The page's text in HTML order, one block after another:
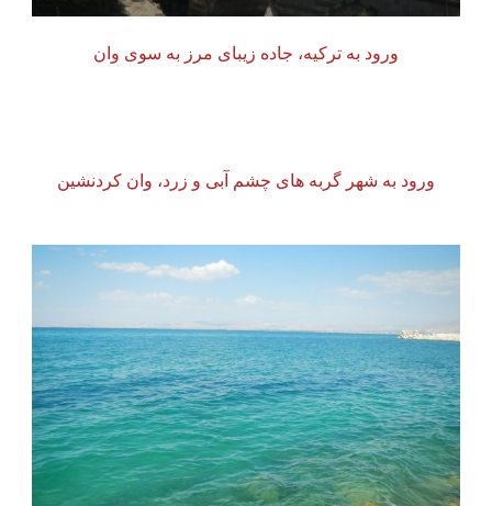
ورود به ترکیه، جاده زیبای مرز به سوی وان
ورود به شهر گربه های چشم آبی و زرد، وان کردنشین